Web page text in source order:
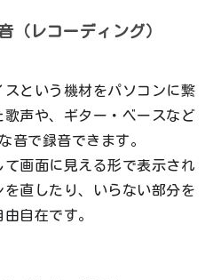
（レコーディング）
という機材をパソコンに繋
声や、ギター・ベースなど
音で録音できます。
画面に見える形で表示され
直したり、いらない部分を
自在です。